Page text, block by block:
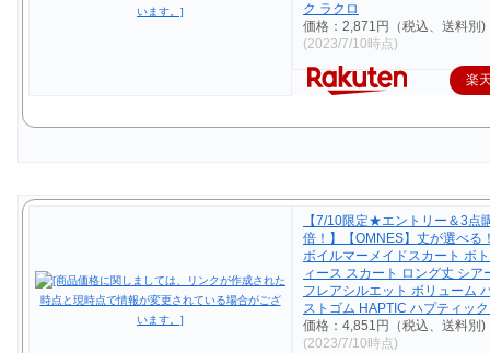
ク ラクロ
価格：2,871円（税込、送料別)
(2023/7/10時点)
楽
【7/10限定★エントリー＆3点
倍！】【OMNES】丈が選べる
ボイルマーメイドスカート ボ
ィース スカート ロング丈 シア
フレアシルエット ボリューム
ストゴム HAPTIC ハプティッ
価格：4,851円（税込、送料別)
(2023/7/10時点)